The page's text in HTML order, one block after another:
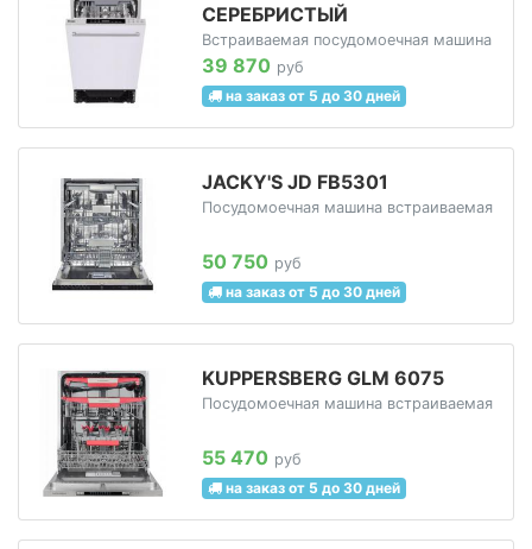
СЕРЕБРИСТЫЙ
Встраиваемая посудомоечная машина
39 870 руб
на заказ от 5 до 30 дней
JACKY'S JD FB5301
Посудомоечная машина встраиваемая
50 750 руб
на заказ от 5 до 30 дней
KUPPERSBERG GLM 6075
Посудомоечная машина встраиваемая
55 470 руб
на заказ от 5 до 30 дней